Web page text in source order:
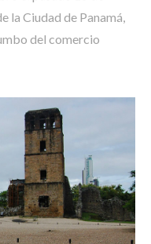
la Ciudad de Panamá,
del comercio